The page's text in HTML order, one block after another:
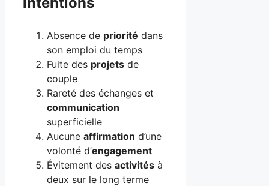
Absence de priorité dans
son emploi du temps
Fuite des projets de
couple
Rareté des échanges et
communication
superficielle
Aucune affirmation d’une
volonté d’engagement
Évitement des activités à
deux sur le long terme